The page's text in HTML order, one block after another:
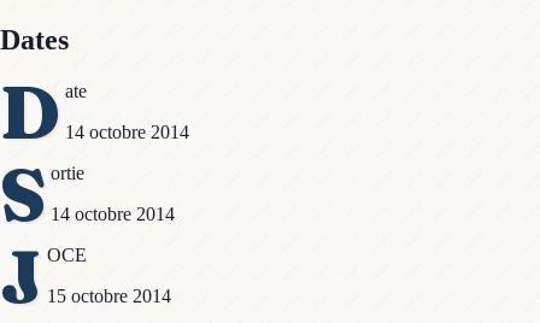
Dates
D ate
14 octobre 2014
S ortie
14 octobre 2014
J OCE
15 octobre 2014